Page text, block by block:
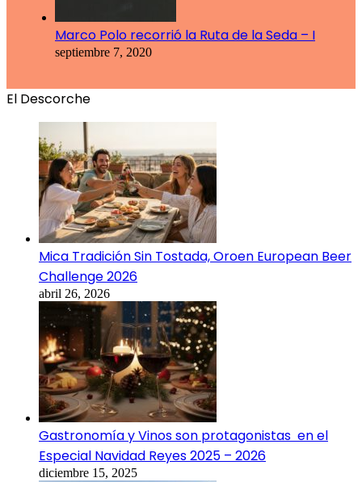
Marco Polo recorrió la Ruta de la Seda – I
septiembre 7, 2020
El Descorche
Mica Tradición Sin Tostada, Oroen European Beer
Challenge 2026
abril 26, 2026
Gastronomía y Vinos son protagonistas en el
Especial Navidad Reyes 2025 – 2026
diciembre 15, 2025